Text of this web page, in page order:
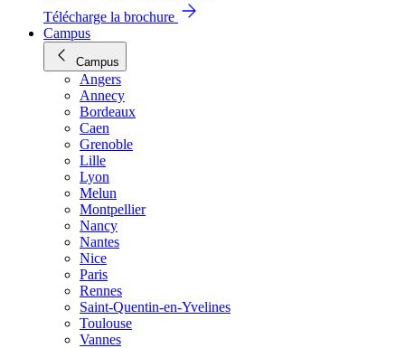
Télécharge la brochure
Campus
Campus
Angers
Annecy
Bordeaux
Caen
Grenoble
Lille
Lyon
Melun
Montpellier
Nancy
Nantes
Nice
Paris
Rennes
Saint-Quentin-en-Yvelines
Toulouse
Vannes